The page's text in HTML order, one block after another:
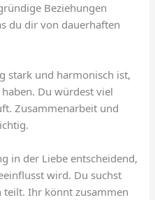
Beziehungen
du dir von dauerhaften
stark und harmonisch ist,
haben. Du würdest viel
Zusammenarbeit und
in der Liebe entscheidend,
wird. Du suchst
teilt. Ihr könnt zusammen